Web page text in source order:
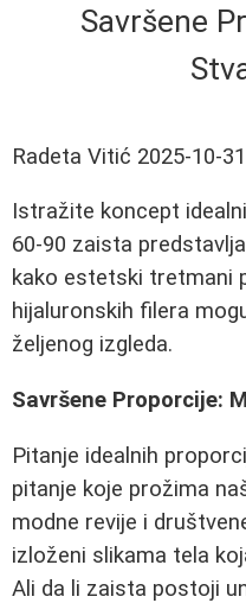
Savršene
Radeta Vitić 2025-10-31
Istražite koncept
60-90 zaista
kako estetski tretmani
hijaluronskih filera
željenog izgleda.
Savršene Proporcije:
Pitanje idealnih
pitanje koje prožima
modne revije i
izloženi slikama tela
Ali da li zaista postoji